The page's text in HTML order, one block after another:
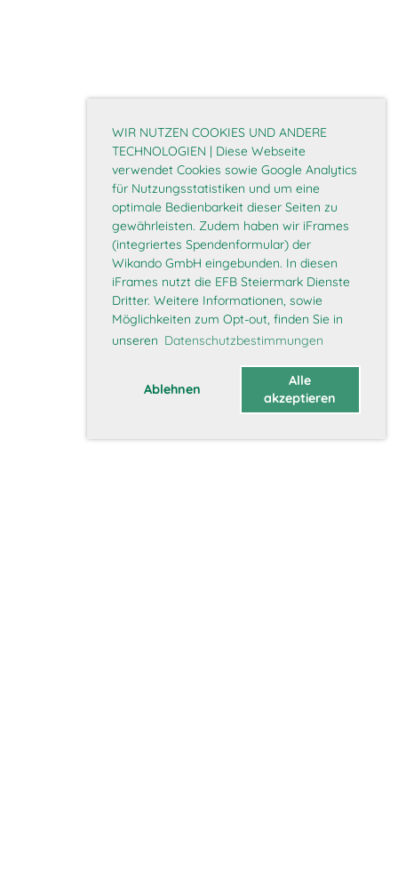
WIR NUTZEN COOKIES UND ANDERE
TECHNOLOGIEN | Diese Webseite
verwendet Cookies sowie Google Analytics
für Nutzungsstatistiken und um eine
optimale Bedienbarkeit dieser Seiten zu
gewährleisten. Zudem haben wir iFrames
(integriertes Spendenformular) der
Wikando GmbH eingebunden. In diesen
iFrames nutzt die EFB Steiermark Dienste
Dritter. Weitere Informationen, sowie
Möglichkeiten zum Opt-out, finden Sie in
unseren Datenschutzbestimmungen
Ablehnen
Alle
akzeptieren